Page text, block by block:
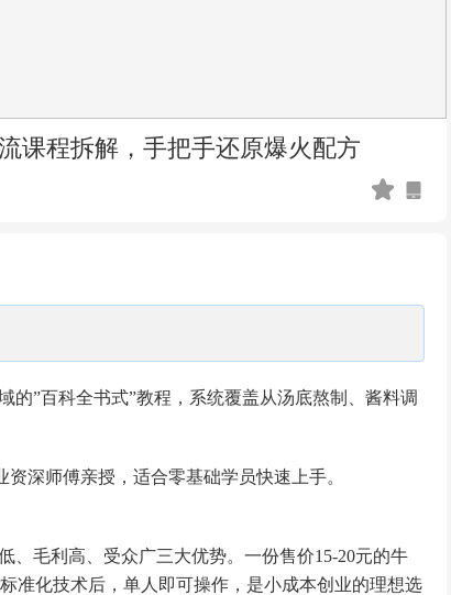
课程拆解，手把手还原爆火配方
”百科全书式”教程，系统覆盖从汤底熬制、酱料调
深师傅亲授，适合零基础学员快速上手。
、毛利高、受众广三大优势。一份售价15-20元的牛
准化技术后，单人即可操作，是小成本创业的理想选